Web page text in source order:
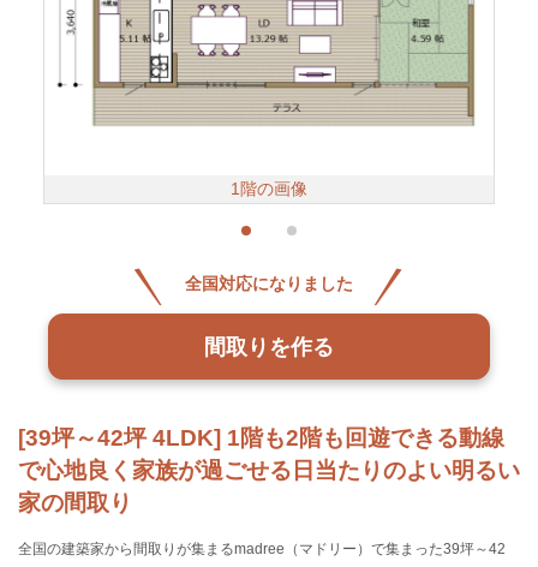
[39坪～42坪 4LDK] 1階も2階も回遊できる動線
で心地良く家族が過ごせる日当たりのよい明るい
家の間取り
全国の建築家から間取りが集まるmadree（マドリー）で集まった39坪～42
1階の画像
全国対応になりました
間取りを作る